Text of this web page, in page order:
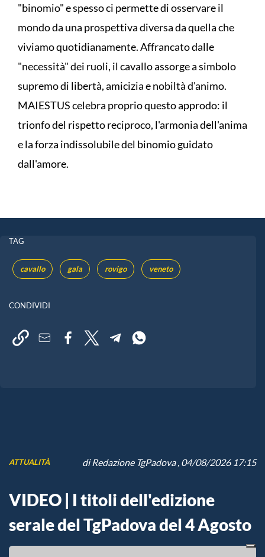
"binomio" e spesso ci permette di osservare il
mondo da una prospettiva diversa da quella che
viviamo quotidianamente. Affrancato dalle
"necessità" dei ruoli, il cavallo assorge a simbolo
supremo di libertà, amicizia e nobiltà d'animo.
MAIESTUS celebra proprio questo approdo: il
trionfo del rispetto reciproco, l'armonia dell'anima
e la forza indissolubile del binomio guidato
dall'amore.
TAG
cavallo gala rovigo veneto
CONDIVIDI
ATTUALITÀ diRedazione TgPadova, 04/08/2026 17:15
VIDEO | I titoli dell'edizione
serale del TgPadova del 4 Agosto